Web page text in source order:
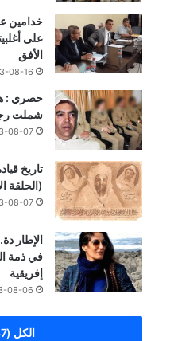
خدامين
على
الأفق
08-16
حصري :
شملت
08-07
تاريخ
(الحلقة
08-07
الإطار
في ذمة
إفريقية
08-06
الكل (9547)